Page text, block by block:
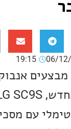
לסאונדבר החדש, LG SC9S, המיועד
לשילוב אופטימלי עם מסכי ה-OLED